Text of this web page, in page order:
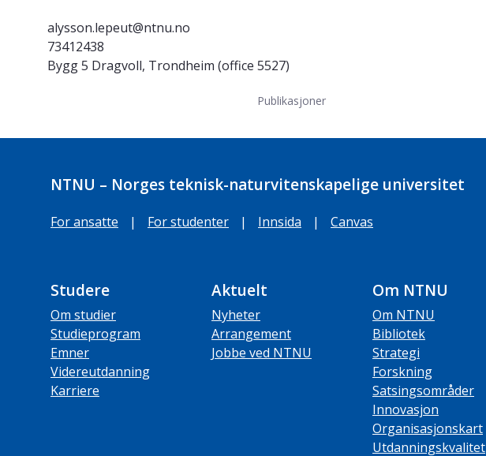
alysson.lepeut@ntnu.no
73412438
Bygg 5 Dragvoll, Trondheim (office 5527)
Publikasjoner
NTNU – Norges teknisk-naturvitenskapelige universitet
For ansatte | For studenter | Innsida | Canvas
Studere
Om studier
Studieprogram
Emner
Videreutdanning
Karriere
Aktuelt
Nyheter
Arrangement
Jobbe ved NTNU
Om NTNU
Om NTNU
Bibliotek
Strategi
Forskning
Satsingsområder
Innovasjon
Organisasjonskart
Utdanningskvalitet